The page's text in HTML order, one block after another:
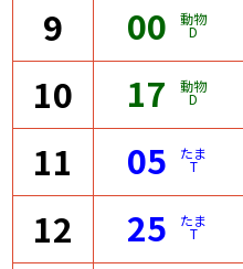
9 00 動物
D
10 17 動物
D
11 05 たま
T
12 25 たま
T